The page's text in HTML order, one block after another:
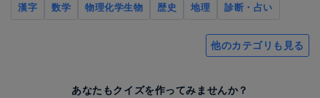
漢字
数学 物理化学生物 歴史 地理 診断・占い
他のカテゴリも見る
あなたもクイズを作ってみませんか？